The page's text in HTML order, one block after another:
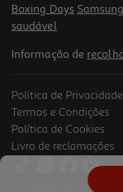
Whisky Clifton 8 Anos
Boxing Days
saudável
Informação de
Política de Privacidade
Termos e Condições
Política de Cookies
Livro de reclamações
© Auchan Retail